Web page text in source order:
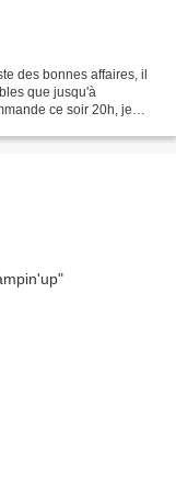
des bonnes affaires, il
que jusqu'à
ce soir 20h, je